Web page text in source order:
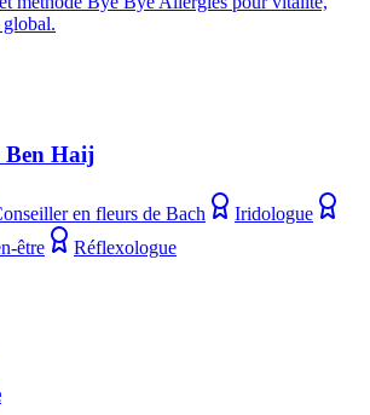
Ben Haij
en fleurs de Bach
Iridologue
être
Réflexologue